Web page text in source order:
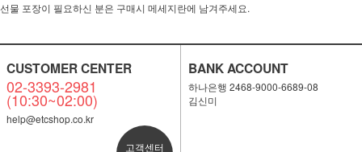
선물 포장이 필요하신 분은 구매시 메세지란에 남겨주세요.
CUSTOMER CENTER
02-3393-2981
(10:30~02:00)
help@etcshop.co.kr
고객센터
BANK ACCOUNT
하나은행 2468-9000-6689-08
김신미